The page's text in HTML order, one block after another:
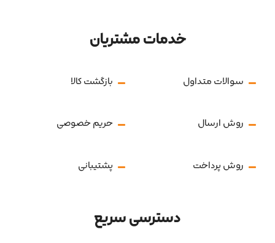
خدمات مشتریان
سوالات متداول بازگشت کالا
روش ارسال حریم خصوصی
روش پرداخت پشتیبانی
دسترسی سریع